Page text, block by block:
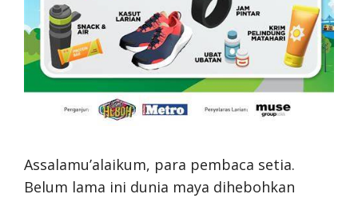
Assalamu’alaikum, para pembaca setia.
Belum lama ini dunia maya dihebohkan